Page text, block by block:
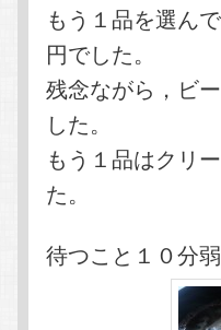
もう１品を選ん
円でした。
残念ながら，ビ
した。
もう１品はクリ
た。
待つこと１０分